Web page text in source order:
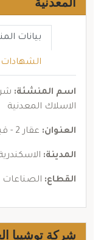
بيانات
الشهادات
اسم المنشئة:
الاسلاك المعدنية
العنوان: عقار 2 - قبلي السكة الحديد - مرغم - الإسكندرية
المدينة:
القطاع: الصناعات
شركة توشيبا